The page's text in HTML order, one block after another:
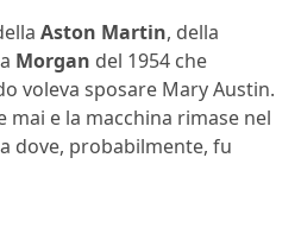
Aston Martin, della
Morgan del 1954 che
voleva sposare Mary Austin.
e la macchina rimase nel
dove, probabilmente, fu